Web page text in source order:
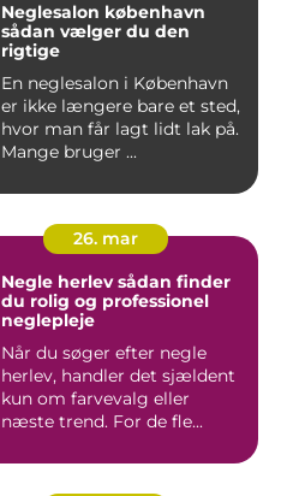
Neglesalon københavn
sådan vælger du den
rigtige
En neglesalon i København
er ikke længere bare et sted,
hvor man får lagt lidt lak på.
Mange bruger ...
26. mar
Negle herlev sådan finder
du rolig og professionel
neglepleje
Når du søger efter negle
herlev, handler det sjældent
kun om farvevalg eller
næste trend. For de fle...